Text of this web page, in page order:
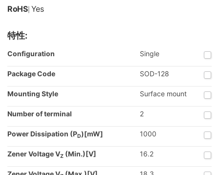
RoHS| Yes
特性:
Configuration Single
Package Code SOD-128
Mounting Style Surface mount
Number of terminal 2
Power Dissipation (PD)[mW] 1000
Zener Voltage VZ (Min.)[V] 16.2